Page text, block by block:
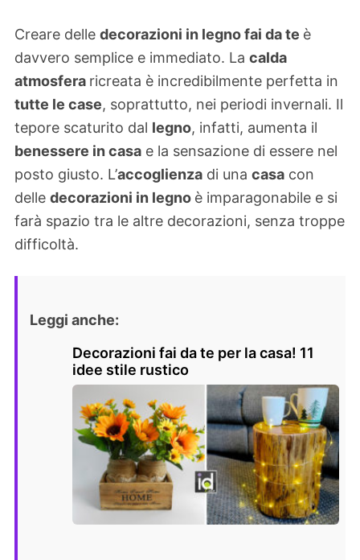
Creare delle decorazioni in legno fai da te è
davvero semplice e immediato. La calda
atmosfera ricreata è incredibilmente perfetta in
tutte le case, soprattutto, nei periodi invernali. Il
tepore scaturito dal legno, infatti, aumenta il
benessere in casa e la sensazione di essere nel
posto giusto. L’accoglienza di una casa con
delle decorazioni in legno è imparagonabile e si
farà spazio tra le altre decorazioni, senza troppe
difficoltà.
Leggi anche:
Decorazioni fai da te per la casa! 11
idee stile rustico